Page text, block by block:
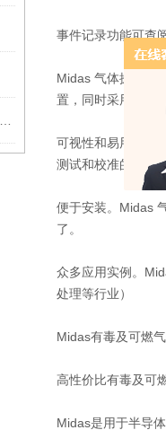
事件记录功能可查
Midas 气体探测器
置，同时采用技术
可视性和易用性提
测试和校准的保护
便于安装。Midas
了。
众多应用实例。
处理等行业）
Midas有毒及可燃
高性价比有毒及可
Midas是用于半导